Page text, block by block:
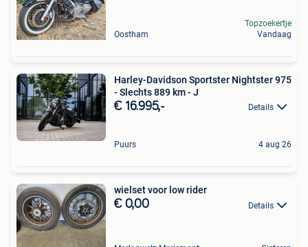
Oostham
Topzoekertje
Vandaag
Harley-Davidson Sportster Nightster 975
- Slechts 889 km - J
€ 16.995,- Details
Puurs 4 aug 26
wielset voor low rider
€ 0,00 Details